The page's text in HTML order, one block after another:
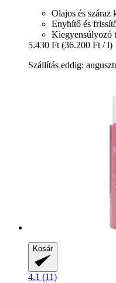
Olajos és száraz
Enyhítő és
Kiegyensúlyozó
5.430 Ft (36.200 Ft / l)
Szállítás eddig:
Kosár
4.1 (11)